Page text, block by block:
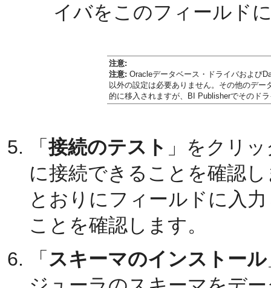
イバをこのフィールド
注意:
注意: Oracleデータベース・ドライバおよび
以外の設定は必要ありません。その他のデ
的に移入されますが、BI Publisherでそのド
「接続のテスト 」をクリ
に接続できることを確認
とおりにフィールドに入
ことを確認します。
「 スキーマのインストール